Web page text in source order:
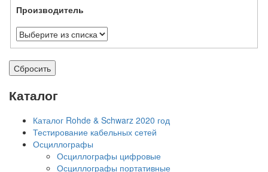
Производитель
Сбросить
Каталог
Каталог Rohde & Schwarz 2020 год
Тестирование кабельных сетей
Осциллографы
Осциллографы цифровые
Осциллографы портативные